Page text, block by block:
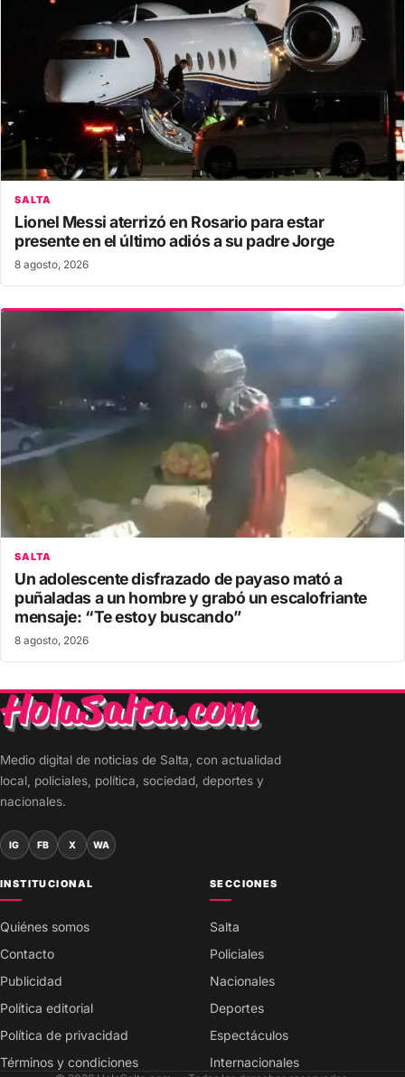
SALTA
Lionel Messi aterrizó en Rosario para estar
presente en el último adiós a su padre Jorge
8 agosto, 2026
SALTA
Un adolescente disfrazado de payaso mató a
puñaladas a un hombre y grabó un escalofriante
mensaje: “Te estoy buscando”
8 agosto, 2026
Medio digital de noticias de Salta, con actualidad
local, policiales, política, sociedad, deportes y
nacionales.
IG FB X WA
INSTITUCIONAL
Quiénes somos
Contacto
Publicidad
Política editorial
Política de privacidad
Términos y condiciones
SECCIONES
Salta
Policiales
Nacionales
Deportes
Espectáculos
Internacionales